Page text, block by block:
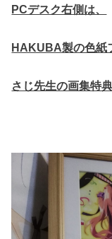
PCデスク右側は、
HAKUBA製の色紙
さじ先生の画集特